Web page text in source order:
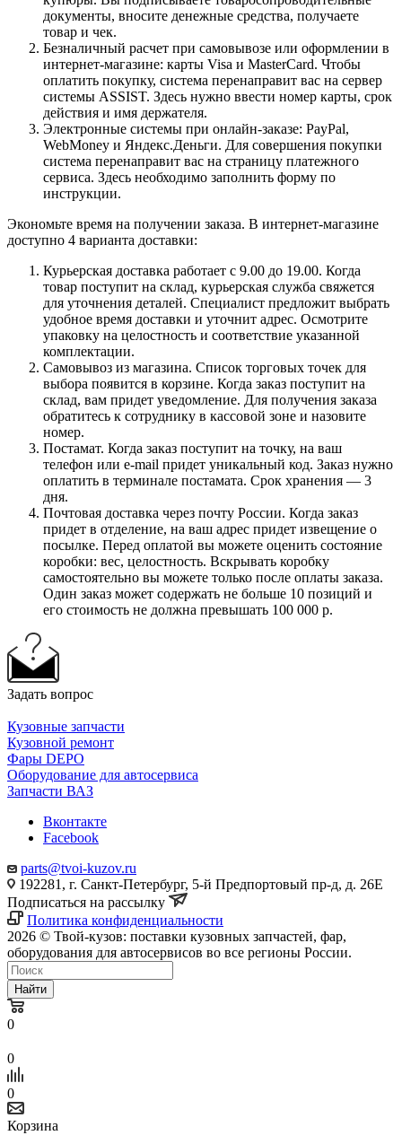
документы, вносите денежные средства, получаете
товар и чек.
Безналичный расчет при самовывозе или оформлении в
интернет-магазине: карты Visa и MasterCard. Чтобы
оплатить покупку, система перенаправит вас на сервер
системы ASSIST. Здесь нужно ввести номер карты, срок
действия и имя держателя.
Электронные системы при онлайн-заказе: PayPal,
WebMoney и Яндекс.Деньги. Для совершения покупки
система перенаправит вас на страницу платежного
сервиса. Здесь необходимо заполнить форму по
инструкции.
Экономьте время на получении заказа. В интернет-магазине
доступно 4 варианта доставки:
Курьерская доставка работает с 9.00 до 19.00. Когда
товар поступит на склад, курьерская служба свяжется
для уточнения деталей. Специалист предложит выбрать
удобное время доставки и уточнит адрес. Осмотрите
упаковку на целостность и соответствие указанной
комплектации.
Самовывоз из магазина. Список торговых точек для
выбора появится в корзине. Когда заказ поступит на
склад, вам придет уведомление. Для получения заказа
обратитесь к сотруднику в кассовой зоне и назовите
номер.
Постамат. Когда заказ поступит на точку, на ваш
телефон или e-mail придет уникальный код. Заказ нужно
оплатить в терминале постамата. Срок хранения — 3
дня.
Почтовая доставка через почту России. Когда заказ
придет в отделение, на ваш адрес придет извещение о
посылке. Перед оплатой вы можете оценить состояние
коробки: вес, целостность. Вскрывать коробку
самостоятельно вы можете только после оплаты заказа.
Один заказ может содержать не больше 10 позиций и
его стоимость не должна превышать 100 000 р.
Задать вопрос
Кузовные запчасти
Кузовной ремонт
Фары DEPO
Оборудование для автосервиса
Запчасти ВАЗ
Вконтакте
Facebook
parts@tvoi-kuzov.ru
192281, г. Санкт-Петербург, 5-й Предпортовый пр-д, д. 26Е
Подписаться на рассылку
Политика конфиденциальности
2026 © Твой-кузов: поставки кузовных запчастей, фар,
оборудования для автосервисов во все регионы России.
Найти
0
0
0
Корзина